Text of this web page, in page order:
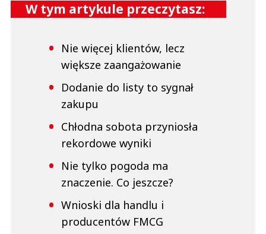
W tym artykule przeczytasz:
Nie więcej klientów, lecz
większe zaangażowanie
Dodanie do listy to sygnał
zakupu
Chłodna sobota przyniosła
rekordowe wyniki
Nie tylko pogoda ma
znaczenie. Co jeszcze?
Wnioski dla handlu i
producentów FMCG